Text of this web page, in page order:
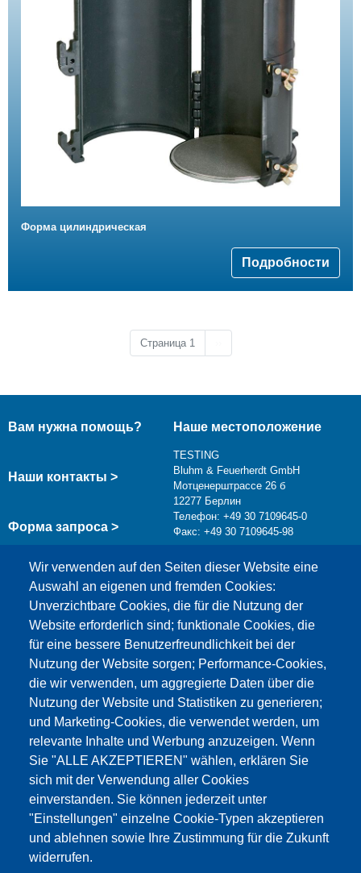
Форма цилиндрическая
Подробности
Страница 1
Wir verwenden auf den Seiten dieser Website eine
Auswahl an eigenen und fremden Cookies:
Unverzichtbare Cookies, die für die Nutzung der
Website erforderlich sind; funktionale Cookies, die
für eine bessere Benutzerfreundlichkeit bei der
Nutzung der Website sorgen; Performance-Cookies,
die wir verwenden, um aggregierte Daten über die
Nutzung der Website und Statistiken zu generieren;
und Marketing-Cookies, die verwendet werden, um
relevante Inhalte und Werbung anzuzeigen. Wenn
Sie "ALLE AKZEPTIEREN" wählen, erklären Sie
sich mit der Verwendung aller Cookies
einverstanden. Sie können jederzeit unter
"Einstellungen" einzelne Cookie-Typen akzeptieren
und ablehnen sowie Ihre Zustimmung für die Zukunft
widerrufen.
Вам нужна помощь?
Наши контакты >
Форма запроса >
Наше местоположение
TESTING
Bluhm & Feuerherdt GmbH
Мотценерштрассе 26 б
12277 Берлин
Телефон: +49 30 7109645-0
Факс: +49 30 7109645-98
info@testing.de
Этот материал заблокирован, потому что
файлы cookie Google Maps не были приняты.
НЕОБХОДИМО ПРИНЯТЬ ТОЛЬКО
ФАЙЛЫ COOKIE GOOGLE MAPS.
Alle Cookies akzeptieren